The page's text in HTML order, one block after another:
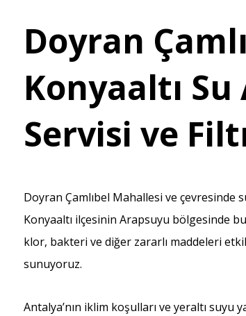
Doyran
Konyaaltı Su
Servisi ve
Doyran Çamlıbel Mahallesi ve çevresinde
Konyaaltı ilçesinin Arapsuyu bölgesinde
klor, bakteri ve diğer zararlı maddeleri
sunuyoruz.
Antalya’nın iklim koşulları ve yeraltı